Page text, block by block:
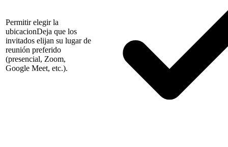
Permitir elegir la
ubicacionDeja que los
invitados elijan su lugar de
reunión preferido
(presencial, Zoom,
Google Meet, etc.).